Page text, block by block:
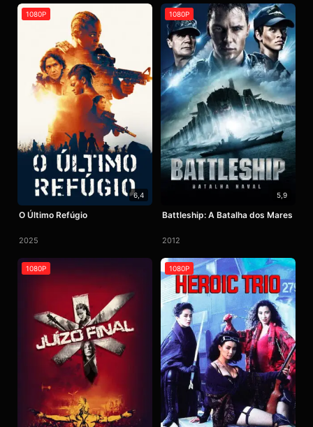
1080P
6,4
O Último Refúgio
2025
1080P
5,9
Battleship: A Batalha dos Mares
2012
1080P 1080P